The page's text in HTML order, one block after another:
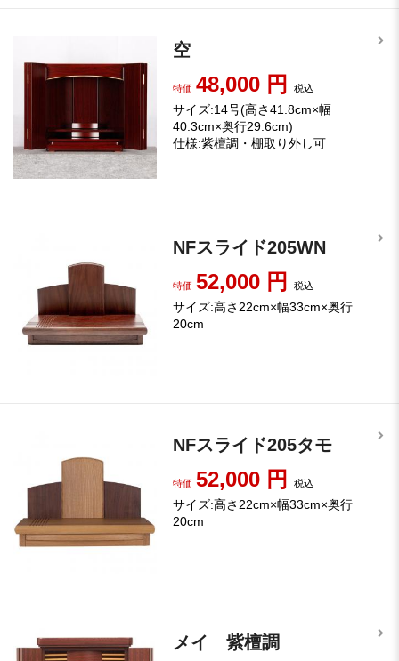
空
特価 48,000 円税込
サイズ:14号(高さ41.8cm×幅
40.3cm×奥行29.6cm)
仕様:紫檀調・棚取り外し可
NFスライド205WN
特価 52,000 円税込
サイズ:高さ22cm×幅33cm×奥行
20cm
NFスライド205タモ
特価 52,000 円税込
サイズ:高さ22cm×幅33cm×奥行
20cm
メイ 紫檀調